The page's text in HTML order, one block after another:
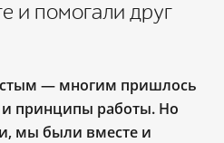
и помогали друг
― многим пришлось
и принципы работы. Но
мы были вместе и